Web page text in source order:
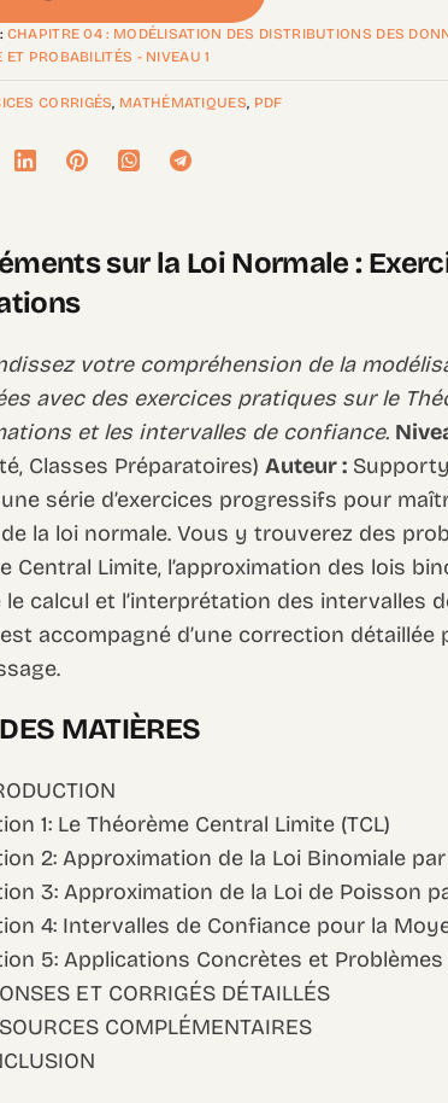
CHAPITRE 04 : MODÉLISATION DES DISTRIBUTIONS DES
ET PROBABILITÉS - NIVEAU 1
CORRIGÉS MATHÉMATIQUES PDF
sur la Loi Normale :
votre compréhension de la
avec des exercices pratiques sur le
et les intervalles de confiance.
Classes Préparatoires)Auteur :
série d’exercices progressifs pour
la loi normale. Vous y trouverez des
Central Limite, l’approximation des lois
le calcul et l’interprétation des intervalles
accompagné d’une correction
MATIÈRES
1: Le Théorème Central Limite (TCL)
2: Approximation de la Loi Binomiale
3: Approximation de la Loi de Poisson
4: Intervalles de Confiance pour la
5: Applications Concrètes et
ET CORRIGÉS DÉTAILLÉS
COMPLÉMENTAIRES